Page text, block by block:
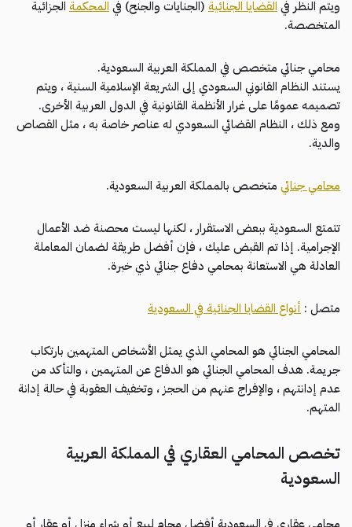
ويتم النظر في القضايا الجنائية (الجنايات والجنح) في المحكمة الجزائية
المتخصصة.
محامي جنائي متخصص في المملكة العربية السعودية.
يستند النظام القانوني السعودي إلى الشريعة الإسلامية السنية ، ويتم
تصميمه عمومًا على غرار الأنظمة القانونية في الدول العربية الأخرى.
ومع ذلك ، النظام القضائي السعودي له عناصر خاصة به ، مثل القصاص
والدية.
محامي جنائي متخصص بالمملكة العربية السعودية.
تتمتع السعودية ببعض الاستقرار ، لكنها ليست محصنة ضد الأعمال
الإجرامية. إذا تم القبض عليك ، فإن أفضل طريقة لضمان المعاملة
العادلة هي الاستعانة بمحامي دفاع جنائي ذي خبرة.
متصل : أنواع القضايا الجنائية في السعودية
المحامي الجنائي هو المحامي الذي يمثل الأشخاص المتهمين بارتكاب
جريمة. هدف المحامي الجنائي هو الدفاع عن المتهمين ، والتأكد من
عدم إدانتهم ، والإفراج عنهم من الحجز ، وتخفيف العقوبة في حالة إدانة
المتهم.
تخصص المحامي العقاري في المملكة العربية
السعودية